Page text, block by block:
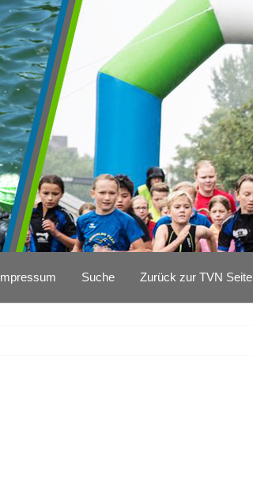
Suche Zurück zur TVN Seite